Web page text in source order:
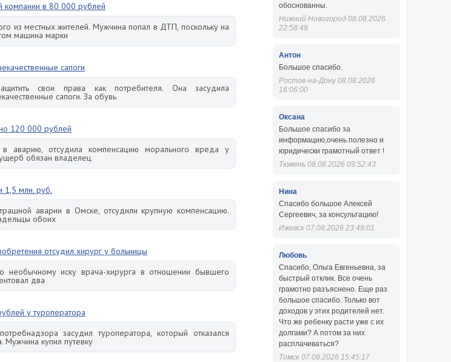
компании в 80 000 рублей
из местных жителей. Мужчина попал в ДТП, поскольку на
машина марки
сапоги
свои права как потребителя. Она засудила
сапоги. За обувь
120 000 рублей
аварию, отсудила компенсацию морального вреда у
обязан владелец
1,5 млн. руб.
аварии в Омске, отсудили крупную компенсацию.
обоих
отсудил хирург у больницы
необычному иску врача-хирурга в отношении бывшего
два
у туроператора
засудил туроператора, который отказался
Мужчина купил путевку
обоснованны.
Нижний Новогород 08.08.2026
22:58:49
Антон
Большое спасибо.
Ростов-на-Дону 08.08.2026
16:06:00
Оксана
Большое спасибо за
информацию,очень полезно и
юридически грамотный ответ !
Тюмень 08.08.2026 09:52:43
Нина
Спасибо большое Алексей
Сергеевич, за консультацию!
Ижевск 07.08.2026 23:49:01
Любовь
Спасибо, Ольга Евгеньевна, за
быстрый отклик. Все очень
грамотно разъяснено. Еще раз
большое спасибо. Только вот
доходов у этих родителей нет.
Что же ребенку расти уже с их
долгами? А потом за них
расплачиваться?
Томск 07.08.2026 15:45:17